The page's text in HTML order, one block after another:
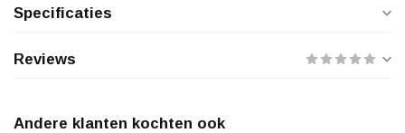
Specificaties
Reviews
Andere klanten kochten ook